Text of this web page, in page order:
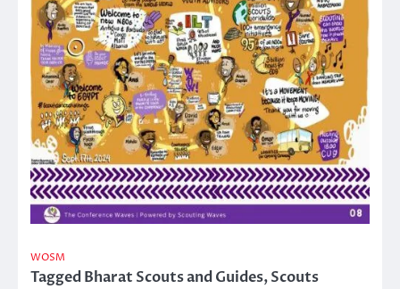
WOSM
TaggedBharat Scouts and Guides,Scouts